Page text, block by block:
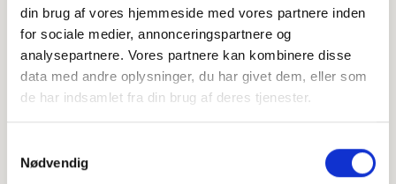
din brug af vores hjemmeside med vores partnere inden
for sociale medier, annonceringspartnere og
analysepartnere. Vores partnere kan kombinere disse
data med andre oplysninger, du har givet dem, eller som
de har indsamlet fra din brug af deres tjenester.
Nødvendig
Højtideligheden
Fredag d. 31. marts 2023 kl. 14.00
Videbæk Kirke
+
−